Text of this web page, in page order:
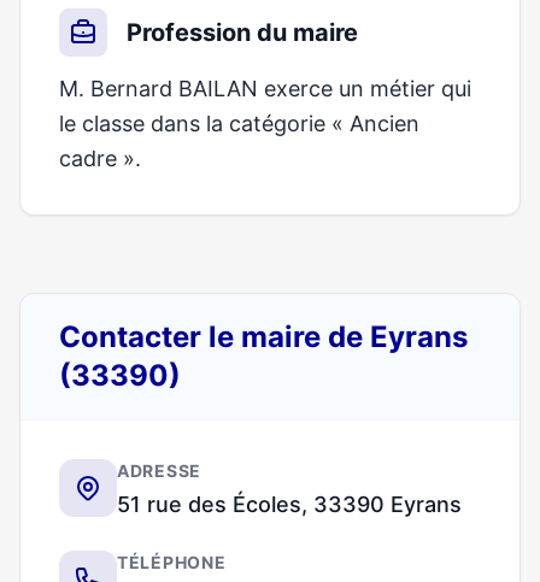
Profession du maire
M. Bernard BAILAN exerce un métier qui
le classe dans la catégorie « Ancien
cadre ».
Contacter le maire de Eyrans
(33390)
ADRESSE
51 rue des Écoles, 33390 Eyrans
TÉLÉPHONE